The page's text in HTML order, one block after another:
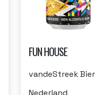
FUN HOUSE
vandeStreek Bier
Nederland